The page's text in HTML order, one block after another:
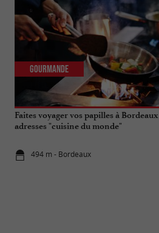
Faites voyager vos papilles à Bordeaux
adresses "cuisine du monde"
494 m - Bordeaux
Gourmande